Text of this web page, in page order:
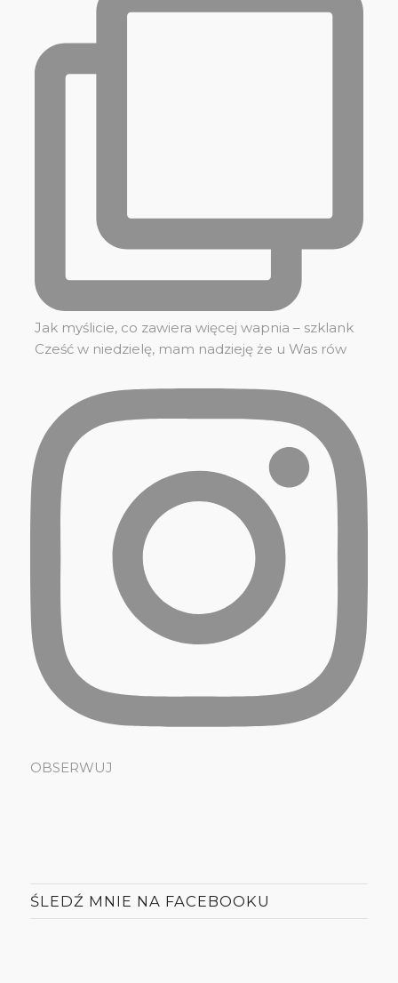
Jak myślicie, co zawiera więcej wapnia – szklank
Cześć w niedzielę, mam nadzieję że u Was rów
OBSERWUJ
ŚLEDŹ MNIE NA FACEBOOKU